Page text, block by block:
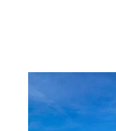
212 m
, 9 pièces
Ref : 11062